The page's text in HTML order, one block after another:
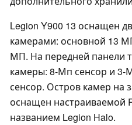
Legion Y900 13 оснащен
камерами: основной 13
МП. На передней панели
камеры: 8-Мп сенсор и
сенсор. Остров камер на
оснащен настраиваемой
названием Legion Halo.